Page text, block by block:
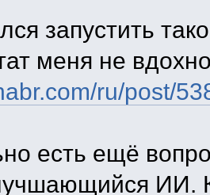
запустить
меня не
ru/post/
есть ещё
ИИ.